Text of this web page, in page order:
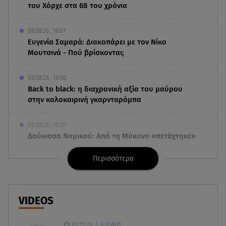
του Χόρχε στα 68 του χρόνια
08.08.26 , 16:07
Ευγενία Σαμαρά: Διακοπάρει με τον Νίκο
Μουτσινά - Πού βρίσκονται;
08.08.26 , 16:00
Back to black: η διαχρονική αξία του μαύρου
στην καλοκαιρινή γκαρνταρόμπα
08.08.26 , 15:20
Δούκισσα Νομικού: Από τη Μύκονο «πετάχτηκε»
στη Γαλλική Πολυνησία!
Λυκαβηττός: Σε 57χρονη γυναίκα ανήκει η σορός
Περισσότερα
VIDEOS